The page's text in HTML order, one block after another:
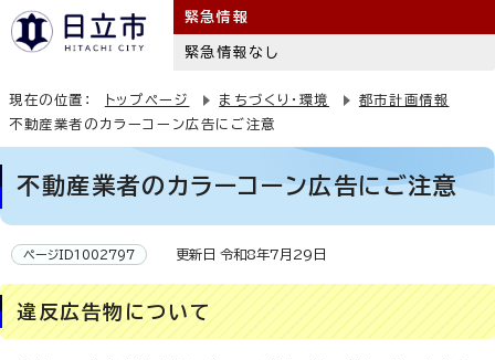
緊急情報
緊急情報なし
現在の位置： トップページ まちづくり・環境
都市計画情報
不動産業者のカラーコーン広告にご注意
不動産業者のカラーコーン広告にご注意
ページID1002797 更新日 令和8年7月29日
違反広告物について